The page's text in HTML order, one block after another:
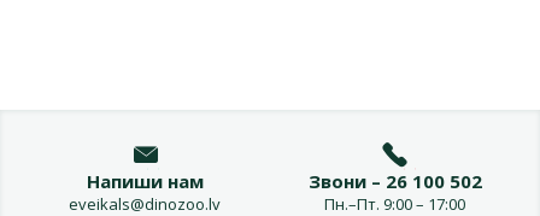
Напиши нам
eveikals@dinozoo.lv
Звони – 26 100 502
Пн.–Пт. 9:00 – 17:00